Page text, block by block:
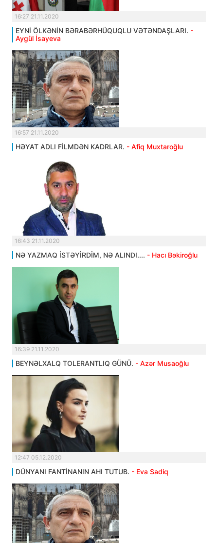
16:27 21.11.2020
EYNİ ÖLKƏNİN BƏRABƏRHÜQUQLU VƏTƏNDAŞLARI. -
Aygül İsayeva
16:57 21.11.2020
HƏYAT ADLI FİLMDƏN KADRLAR. - Afiq Muxtaroğlu
16:43 21.11.2020
NƏ YAZMAQ İSTƏYİRDİM, NƏ ALINDI.... - Hacı Bəkiroğlu
16:39 21.11.2020
BEYNƏLXALQ TOLERANTLIQ GÜNÜ. - Azər Musaoğlu
12:47 05.12.2020
DÜNYANI FANTİNANIN AHI TUTUB. - Eva Sadiq